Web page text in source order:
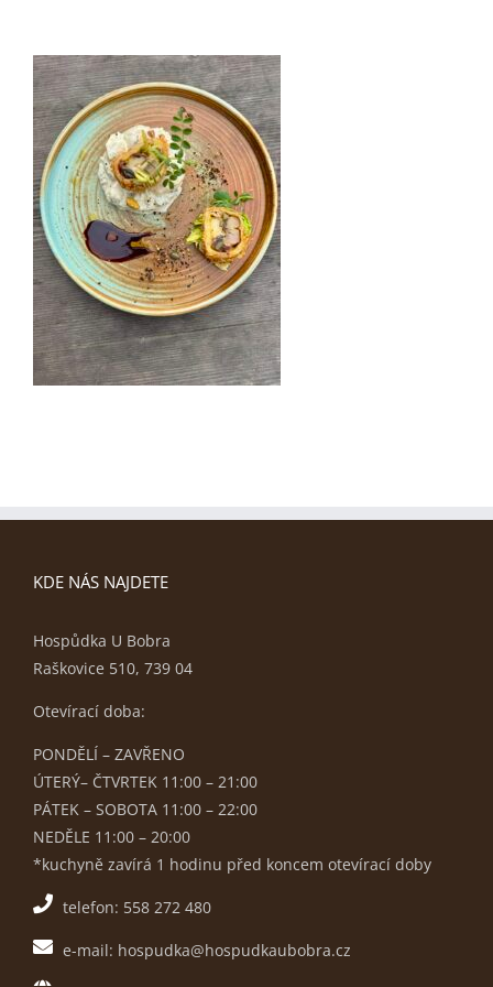
KDE NÁS NAJDETE
Hospůdka U Bobra
Raškovice 510, 739 04
Otevírací doba:
PONDĚLÍ – ZAVŘENO
ÚTERÝ– ČTVRTEK 11:00 – 21:00
PÁTEK – SOBOTA 11:00 – 22:00
NEDĚLE 11:00 – 20:00
*kuchyně zavírá 1 hodinu před koncem otevírací doby
telefon: 558 272 480
e-mail: hospudka@hospudkaubobra.cz